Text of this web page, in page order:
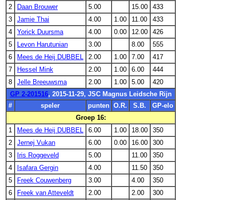
2
Daan Brouwer 5.00 15.00
433
3
Jamie Thai 4.00 1.00 11.00
433
4
Yorick Duursma 4.00 0.00 12.00
426
5
Levon Harutunian 3.00 8.00
555
6
Mees de Heij DUBBEL 2.00 1.00 7.00
417
7
Hessel Mink 2.00 1.00 6.00
444
8
Jelle Breeuwsma 2.00 1.00 5.00
420
GP 2-201516, 2015-11-29, JSC Magnus Leidsche Rijn
#
speler punten O.R. S.B.
GP-elo
Groep 16:
1
Mees de Heij DUBBEL 6.00 1.00 18.00
350
2
Jernej Vukan 6.00 0.00 16.00
300
3
Iris Roggeveld 5.00 11.00
350
4
Isafara Gergin 4.00 11.50
350
5
Freek Couwenberg 3.00 4.00
350
6
Freek van Atteveldt 2.00 2.00
300